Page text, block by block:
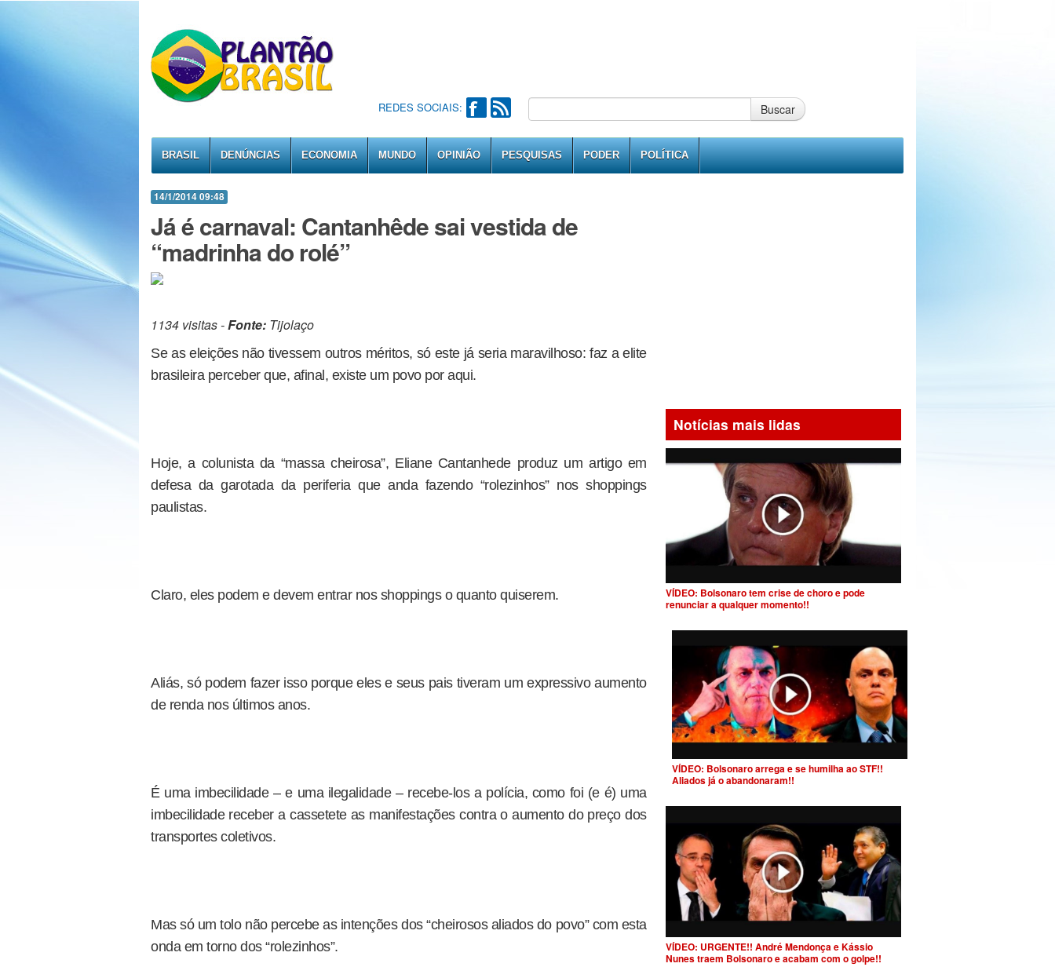
REDES SOCIAIS: Buscar
BRASIL DENÚNCIAS ECONOMIA MUNDO OPINIÃO PESQUISAS PODER POLÍTICA
14/1/2014 09:48
Já é carnaval: Cantanhêde sai vestida de
“madrinha do rolé”
1134 visitas -Fonte: Tijolaço
Se as eleições não tivessem outros méritos, só este já seria maravilhoso: faz a elite
brasileira perceber que, afinal, existe um povo por aqui.
Hoje, a colunista da “massa cheirosa”, Eliane Cantanhede produz um artigo em
defesa da garotada da periferia que anda fazendo “rolezinhos” nos shoppings
paulistas.
Claro, eles podem e devem entrar nos shoppings o quanto quiserem.
Aliás, só podem fazer isso porque eles e seus pais tiveram um expressivo aumento
de renda nos últimos anos.
É uma imbecilidade – e uma ilegalidade – recebe-los a polícia, como foi (e é) uma
imbecilidade receber a cassetete as manifestações contra o aumento do preço dos
transportes coletivos.
Mas só um tolo não percebe as intenções dos “cheirosos aliados do povo” com esta
onda em torno dos “rolezinhos”.
Notícias mais lidas
VÍDEO: Bolsonaro tem crise de choro e pode
renunciar a qualquer momento!!
VÍDEO: Bolsonaro arrega e se humilha ao STF!!
Aliados já o abandonaram!!
VÍDEO: URGENTE!! André Mendonça e Kássio
Nunes traem Bolsonaro e acabam com o golpe!!